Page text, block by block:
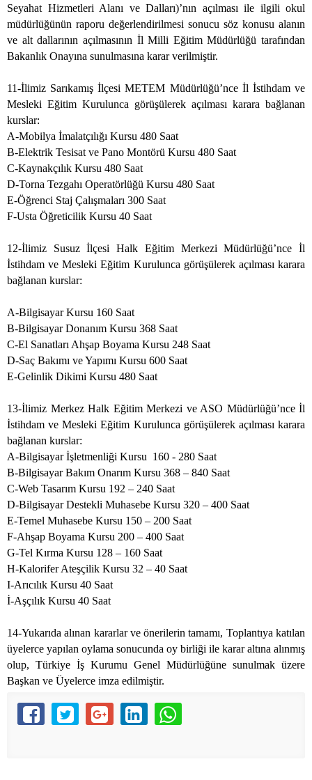
Seyahat Hizmetleri Alanı ve Dalları)’nın açılması ile ilgili okul
müdürlüğünün raporu değerlendirilmesi sonucu söz konusu alanın
ve alt dallarının açılmasının İl Milli Eğitim Müdürlüğü tarafından
Bakanlık Onayına sunulmasına karar verilmiştir.
11-İlimiz Sarıkamış İlçesi METEM Müdürlüğü’nce İl İstihdam ve
Mesleki Eğitim Kurulunca görüşülerek açılması karara bağlanan
kurslar:
A-Mobilya İmalatçılığı Kursu 480 Saat
B-Elektrik Tesisat ve Pano Montörü Kursu 480 Saat
C-Kaynakçılık Kursu 480 Saat
D-Torna Tezgahı Operatörlüğü Kursu 480 Saat
E-Öğrenci Staj Çalışmaları 300 Saat
F-Usta Öğreticilik Kursu 40 Saat
12-İlimiz Susuz İlçesi Halk Eğitim Merkezi Müdürlüğü’nce İl
İstihdam ve Mesleki Eğitim Kurulunca görüşülerek açılması karara
bağlanan kurslar:
A-Bilgisayar Kursu 160 Saat
B-Bilgisayar Donanım Kursu 368 Saat
C-El Sanatları Ahşap Boyama Kursu 248 Saat
D-Saç Bakımı ve Yapımı Kursu 600 Saat
E-Gelinlik Dikimi Kursu 480 Saat
13-İlimiz Merkez Halk Eğitim Merkezi ve ASO Müdürlüğü’nce İl
İstihdam ve Mesleki Eğitim Kurulunca görüşülerek açılması karara
bağlanan kurslar:
A-Bilgisayar İşletmenliği Kursu 160 - 280 Saat
B-Bilgisayar Bakım Onarım Kursu 368 – 840 Saat
C-Web Tasarım Kursu 192 – 240 Saat
D-Bilgisayar Destekli Muhasebe Kursu 320 – 400 Saat
E-Temel Muhasebe Kursu 150 – 200 Saat
F-Ahşap Boyama Kursu 200 – 400 Saat
G-Tel Kırma Kursu 128 – 160 Saat
H-Kalorifer Ateşçilik Kursu 32 – 40 Saat
I-Arıcılık Kursu 40 Saat
İ-Aşçılık Kursu 40 Saat
14-Yukarıda alınan kararlar ve önerilerin tamamı, Toplantıya katılan
üyelerce yapılan oylama sonucunda oy birliği ile karar altına alınmış
olup, Türkiye İş Kurumu Genel Müdürlüğüne sunulmak üzere
Başkan ve Üyelerce imza edilmiştir.